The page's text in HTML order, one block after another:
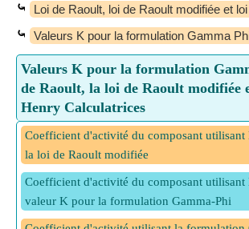
⤿ Loi de Raoult, loi de Raoult modifiée et
⤿ Valeurs K pour la formulation Gamma
Valeurs K pour la formulation
de Raoult, la loi de Raoult modifiée
Henry Calculatrices
Coefficient d'activité du composant
la loi de Raoult modifiée
Coefficient d'activité du composant utilisant
valeur K pour la formulation Gamma-Phi